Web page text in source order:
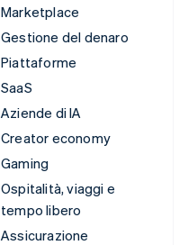
Marketplace
Gestione del denaro
Piattaforme
SaaS
Aziende di IA
Creator economy
Gaming
Ospitalità, viaggi e
tempo libero
Assicurazione